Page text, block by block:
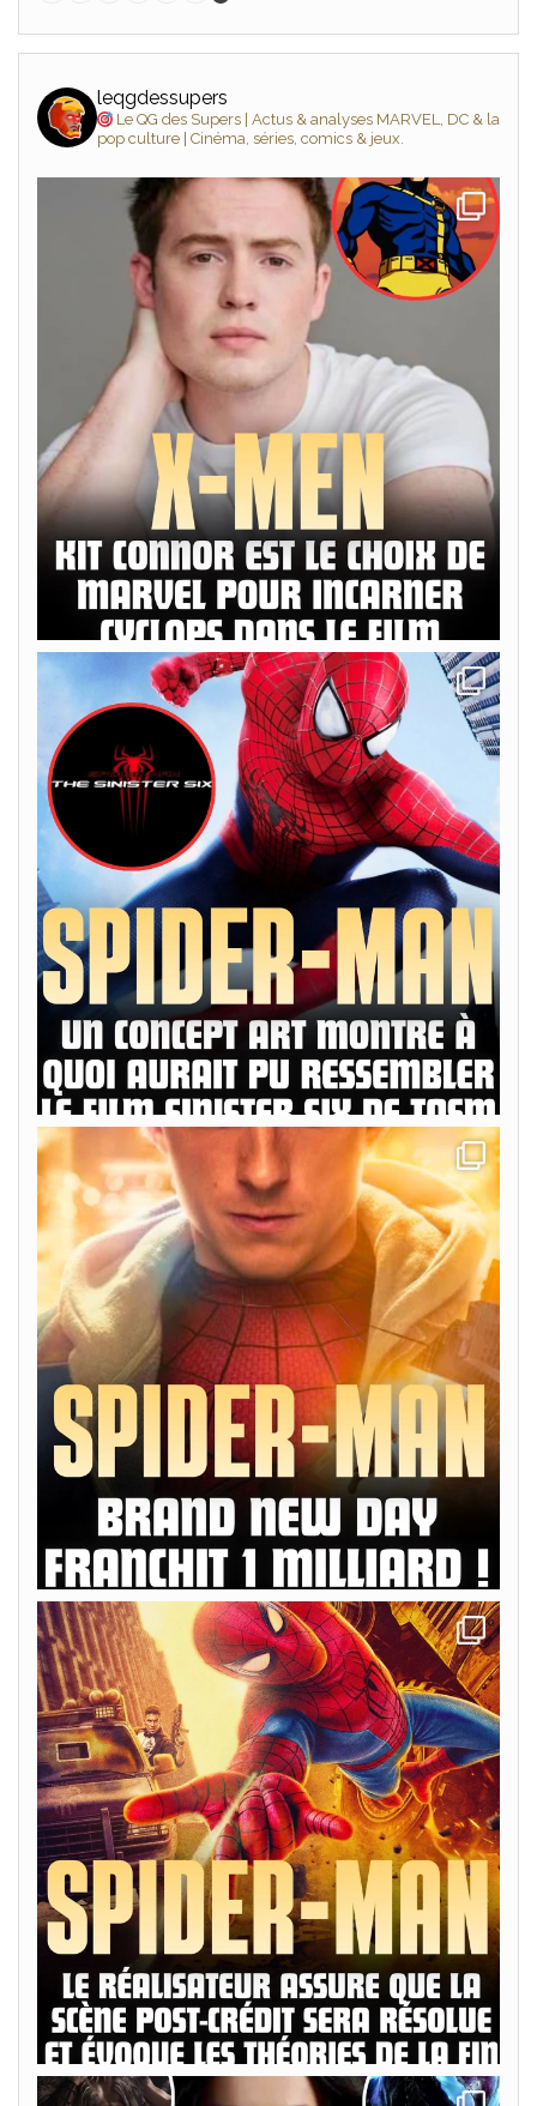
leqgdessupers
Le QG des Supers | Actus & analyses MARVEL, DC & la
pop culture | Cinéma, séries, comics & jeux.